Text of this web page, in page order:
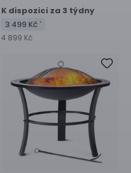
K dispozici za 3 týdny
3 499 Kč *
4 899 Kč